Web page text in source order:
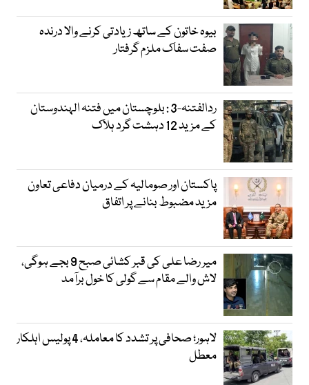
بیوہ خاتون کے ساتھ زیادتی کرنے والا درندہ
صفت سفاک ملزم گرفتار
ردالفتنہ-3 : بلوچستان میں فتنہ الہندوستان
کے مزید 12 دہشت گرد ہلاک
پاکستان اور صومالیہ کے درمیان دفاعی تعاون
مزید مضبوط بنانے پر اتفاق
میر رضا علی کی قبر کشائی صبح 9 بجے ہوگی،
لاش والے مقام سے گولی کا خول برآمد
لاہور؛ صحافی پر تشدد کا معاملہ، 4 پولیس اہلکار
معطل